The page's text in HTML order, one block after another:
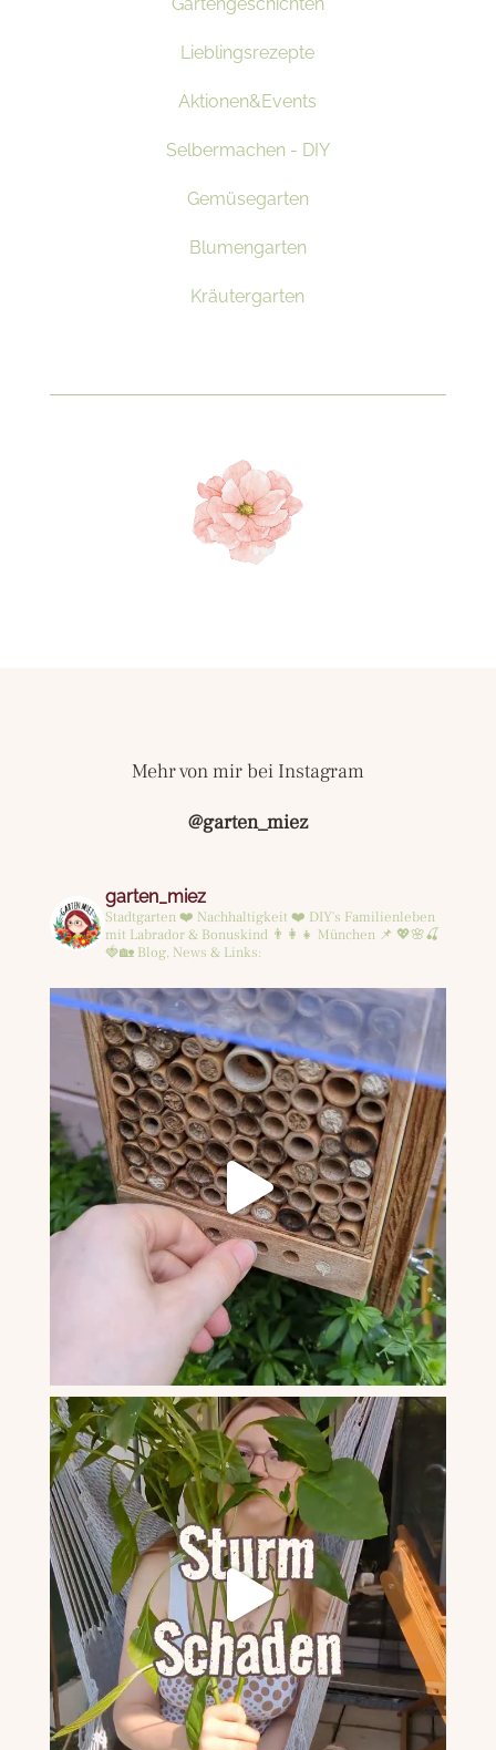
Lieblingsrezepte
Aktionen&Events
Selbermachen - DIY
Gemüsegarten
Blumengarten
Kräutergarten
Mehr von mir bei Instagram
@garten_miez
garten_miez
Stadtgarten ❤️ Nachhaltigkeit ❤️ DIY's Familienleben
mit Labrador & Bonuskind 👨‍👩‍👧 München 📌 💖🌸🍒
🍓🏡Blog, News & Links: